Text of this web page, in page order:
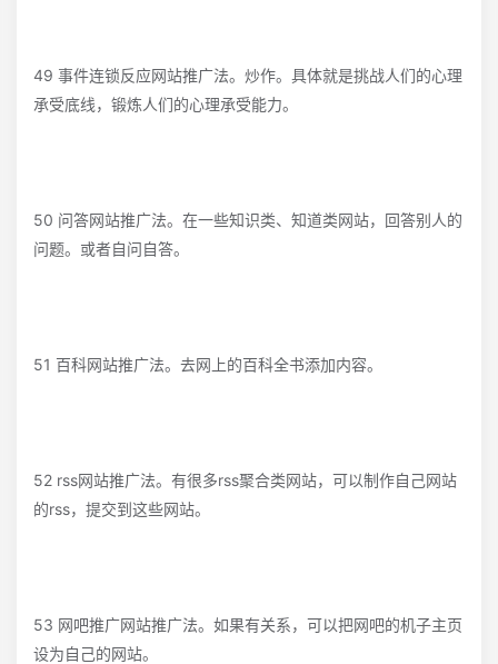
49 事件连锁反应网站推广法。炒作。具体就是挑战人们的心理
承受底线，锻炼人们的心理承受能力。
50 问答网站推广法。在一些知识类、知道类网站，回答别人的
问题。或者自问自答。
51 百科网站推广法。去网上的百科全书添加内容。
52 rss网站推广法。有很多rss聚合类网站，可以制作自己网站
的rss，提交到这些网站。
53 网吧推广网站推广法。如果有关系，可以把网吧的机子主页
设为自己的网站。